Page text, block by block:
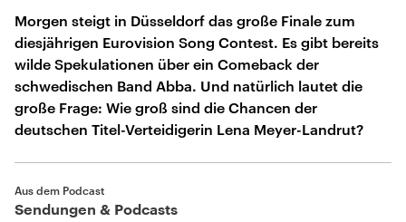
Morgen steigt in Düsseldorf das große Finale zum
diesjährigen Eurovision Song Contest. Es gibt bereits
wilde Spekulationen über ein Comeback der
schwedischen Band Abba. Und natürlich lautet die
große Frage: Wie groß sind die Chancen der
deutschen Titel-Verteidigerin Lena Meyer-Landrut?
Aus dem Podcast
Sendungen & Podcasts